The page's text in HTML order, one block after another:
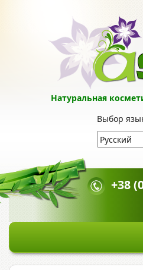
Натуральная
Выбор
+38